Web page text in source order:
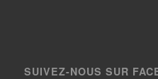
SUIVEZ-NOUS SUR